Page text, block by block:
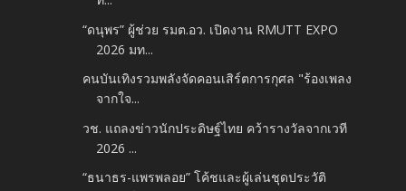
“ดนุพร” ผู้ช่วย รมต.อว. เปิดงาน RMUTT EXPO
2026 มท...
คนบันเทิงรวมพลังจัดคอนเสิร์ตการกุศล "ร้องเพลง
จากใจ...
วช. แถลงข่าวนักประดิษฐ์ไทย คว้ารางวัลจากเวที
2026 ...
“ธนาธร-แพรพลอย” โค้ชและผู้เล่นชุดประวัติ